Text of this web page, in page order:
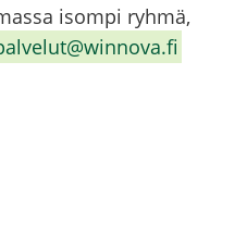
isom­pi ryhmä,